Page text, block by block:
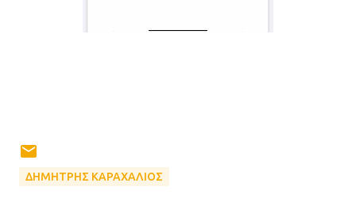
ΔΗΜΗΤΡΗΣ ΚΑΡΑΧΑΛΙΟΣ